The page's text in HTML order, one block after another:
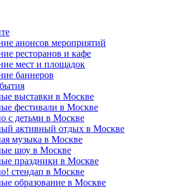
анонсов мероприятий
ресторанов и кафе
мест и площадок
баннеров
выставки в Москве
фестивали в Москве
с детьми в Москве
активный отдых в Москве
музыка в Москве
шоу в Москве
праздники в Москве
стендап в Москве
образование в Москве